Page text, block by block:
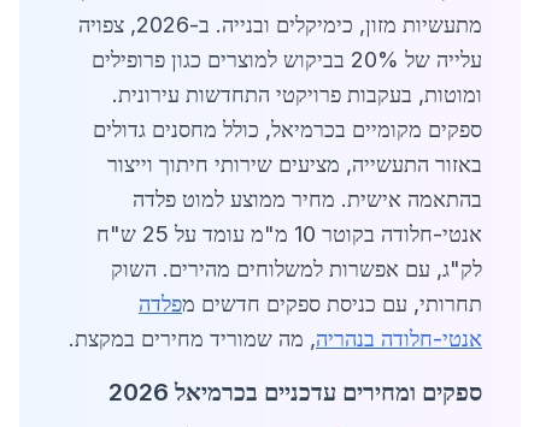
מתעשיות מזון, כימיקלים ובנייה. ב-2026, צפויה
עלייה של 20% בביקוש למוצרים כגון פרופילים
ומוטות, בעקבות פרויקטי התחדשות עירונית.
ספקים מקומיים בכרמיאל, כולל מחסנים גדולים
באזור התעשייה, מציעים שירותי חיתוך וייצור
בהתאמה אישית. מחיר ממוצע למוט פלדה
אנטי-חלודה בקוטר 10 מ"מ עומד על 25 ש"ח
לק"ג, עם אפשרות למשלוחים מהירים. השוק
תחרותי, עם כניסת ספקים חדשים מפלדה
אנטי-חלודה בנהריה, מה שמוריד מחירים במקצת.
ספקים ומחירים עדכניים בכרמיאל 2026